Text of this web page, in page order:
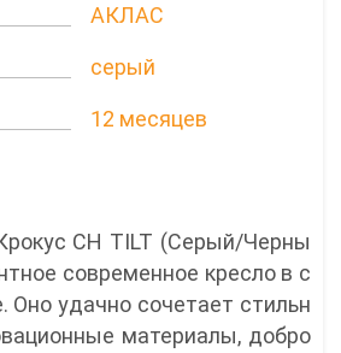
АКЛАС
серый
12 месяцев
CH TILT (Серый/Черны
современное кресло в с
Оно удачно сочетает стильн
материалы, добро